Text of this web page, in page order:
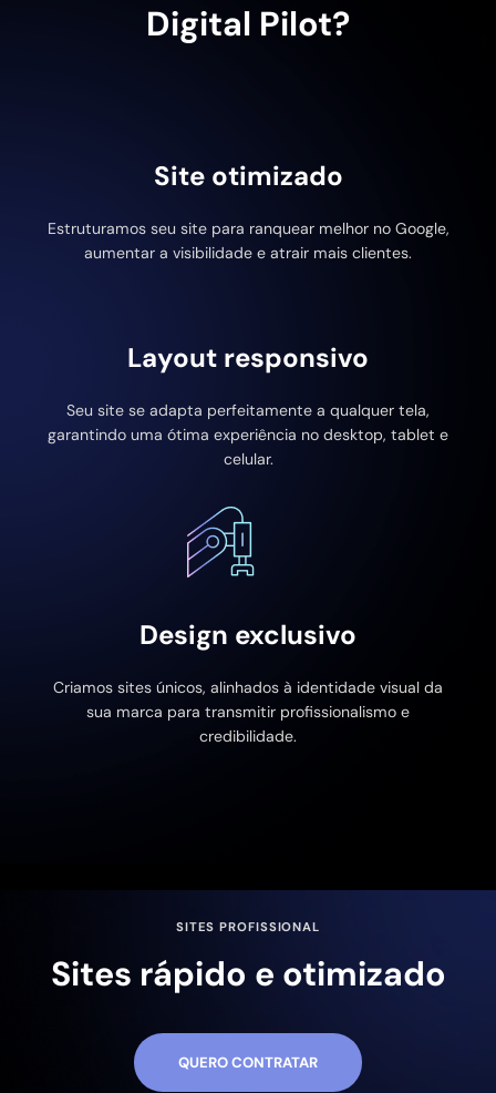
Digital Pilot?
Site otimizado
Estruturamos seu site para ranquear melhor no Google,
aumentar a visibilidade e atrair mais clientes.
Layout responsivo
Seu site se adapta perfeitamente a qualquer tela,
garantindo uma ótima experiência no desktop, tablet e
celular.
Design exclusivo
Criamos sites únicos, alinhados à identidade visual da
sua marca para transmitir profissionalismo e
credibilidade.
SITES PROFISSIONAL
Sites rápido e otimizado
QUERO CONTRATAR